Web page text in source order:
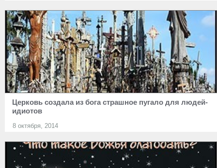
Церковь создала из бога страшное пугало для людей-
идиотов
8 октября, 2014